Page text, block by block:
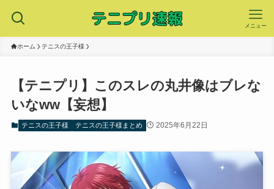
メニュー
ホーム テニスの王子様
【テニプリ】このスレの丸井像はブレな
いなww【妄想】
テニスの王子様 テニスの王子様まとめ 2025年6月22日